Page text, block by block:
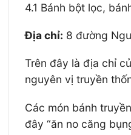
4.1 Bánh bột lọc,
Địa chỉ: 8 đường
Trên đây là địa chỉ
nguyên vị truyền
Các món bánh
đây “ăn no căng